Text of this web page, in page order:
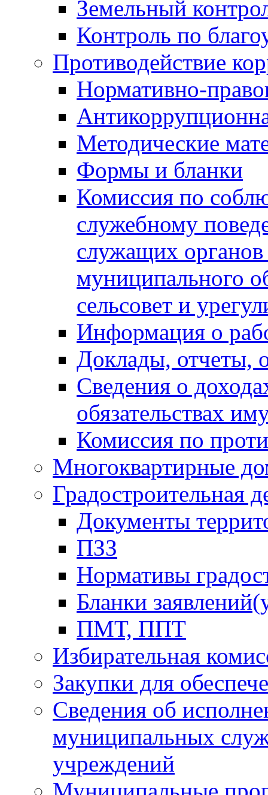
Земельный
Контроль по
Противодействие
Нормативно-
Методические
Формы и бланки
Комиссия по
служебному
служащих органов
муниципального
сельсовет и
Информация о
Доклады, отчеты,
Сведения о
обязательствах
Комиссия по
Многоквартирные
Градостроительная
Документы
ПЗЗ
Нормативы
Бланки
ПМТ, ППТ
Избирательная
Закупки для
Сведения об
муниципальных
учреждений